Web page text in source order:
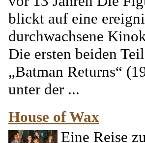
blickt auf eine
durchwachsene
Die ersten beiden
„Batman Returns“
unter der ...
House of Wax
Eine Reise